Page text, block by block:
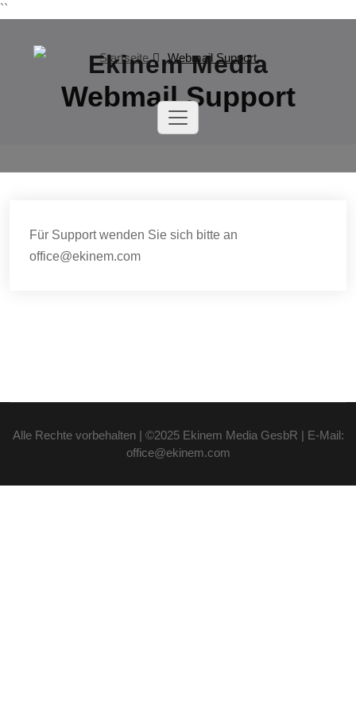
``
content
Ekinem Media
Ihre Agentur für
Webdesign, Social
Startseite Webmail Support
Webmail Support
Für Support wenden Sie sich bitte an
office@ekinem.com
Alle Rechte vorbehalten | ©2025 Ekinem Media GesbR | E-Mail:
office@ekinem.com